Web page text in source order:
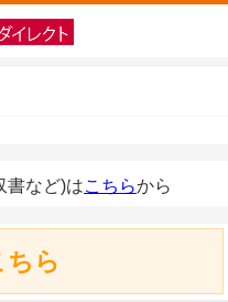
書など)はこちらから
ちら